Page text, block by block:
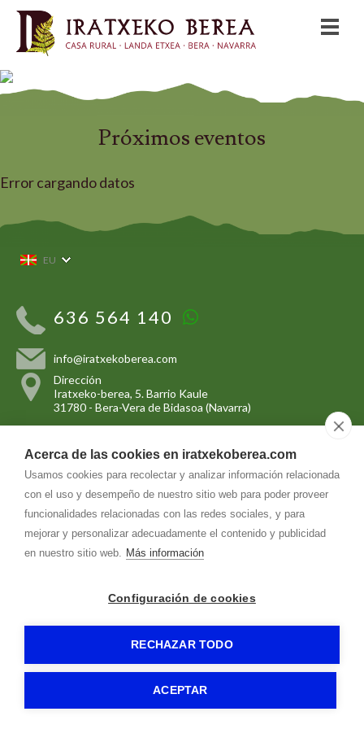
Acerca de las cookies en iratxekoberea.com
Usamos cookies para recolectar y analizar información relacionada
con el uso y desempeño de nuestro sitio web para poder proveer
funcionalidades relacionadas con las redes sociales, y para
mejorar y personalizar adecuadamente el contenido y publicidad
en nuestro sitio web. Más información
Configuración de cookies
RECHAZAR TODO
ACEPTAR
Próximos eventos
Error cargando datos
EU
636 564 140
info@iratxekoberea.com
Dirección
Iratxeko-berea, 5. Barrio Kaule
31780 - Bera-Vera de Bidasoa (Navarra)
CASA RURAL IRATXEKOBEREA- Aviso legal-Política de privacidad
Política de cookies RuralesDATA -
Reservas